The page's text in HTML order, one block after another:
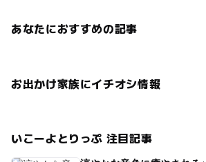
あなたにおすすめの記事
お出かけ家族にイチオシ情報
いこーよとりっぷ 注目記事